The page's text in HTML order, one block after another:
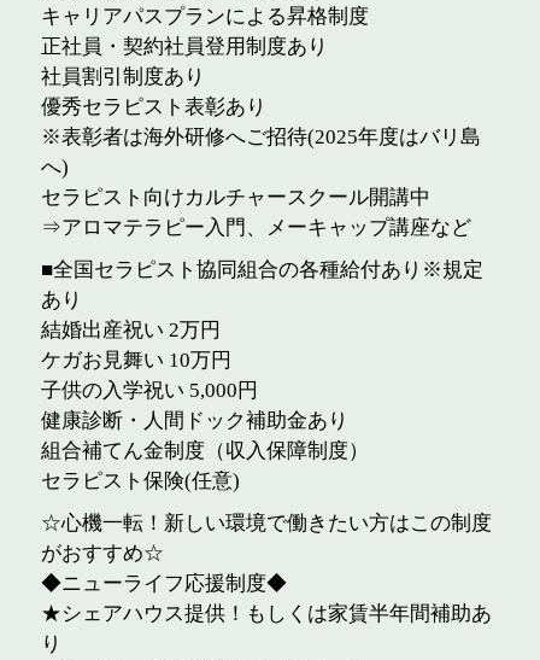
キャリアパスプランによる昇格制度
正社員・契約社員登用制度あり
社員割引制度あり
優秀セラピスト表彰あり
※表彰者は海外研修へご招待(2025年度はバリ島
へ)
セラピスト向けカルチャースクール開講中
⇒アロマテラピー入門、メーキャップ講座など
■全国セラピスト協同組合の各種給付あり※規定
あり
結婚出産祝い 2万円
ケガお見舞い 10万円
子供の入学祝い 5,000円
健康診断・人間ドック補助金あり
組合補てん金制度（収入保障制度）
セラピスト保険(任意)
☆心機一転！新しい環境で働きたい方はこの制度
がおすすめ☆
◆ニューライフ応援制度◆
★シェアハウス提供！もしくは家賃半年間補助あ
り